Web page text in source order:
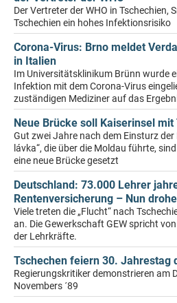
Der Vertreter der WHO in Tschechien,
Tschechien ein hohes Infektionsrisiko
Corona-Virus: Brno meldet
in Italien
Im Universitätsklinikum Brünn wurde
Infektion mit dem Corona-Virus
zuständigen Mediziner auf das
Neue Brücke soll Kaiserinsel
Gut zwei Jahre nach dem Einsturz
lávka“, die über die Moldau führte,
eine neue Brücke gesetzt
Deutschland: 73.000 Lehrer
Rentenversicherung – Nun
Viele treten die „Flucht“ nach
an. Die Gewerkschaft GEW spricht
der Lehrkräfte.
Tschechen feiern 30. Jahrestag
Regierungskritiker demonstrieren am
Novembers ´89